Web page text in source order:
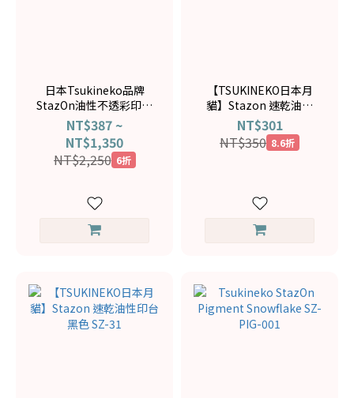
日本Tsukineko品牌
StazOn油性不透彩印台
組
NT$387 ~
NT$1,350
NT$2,250 6折
【TSUKINEKO日本月
貓】Stazon 速乾油性
印台咖啡色 SZ-41
NT$301
NT$350 8.6折